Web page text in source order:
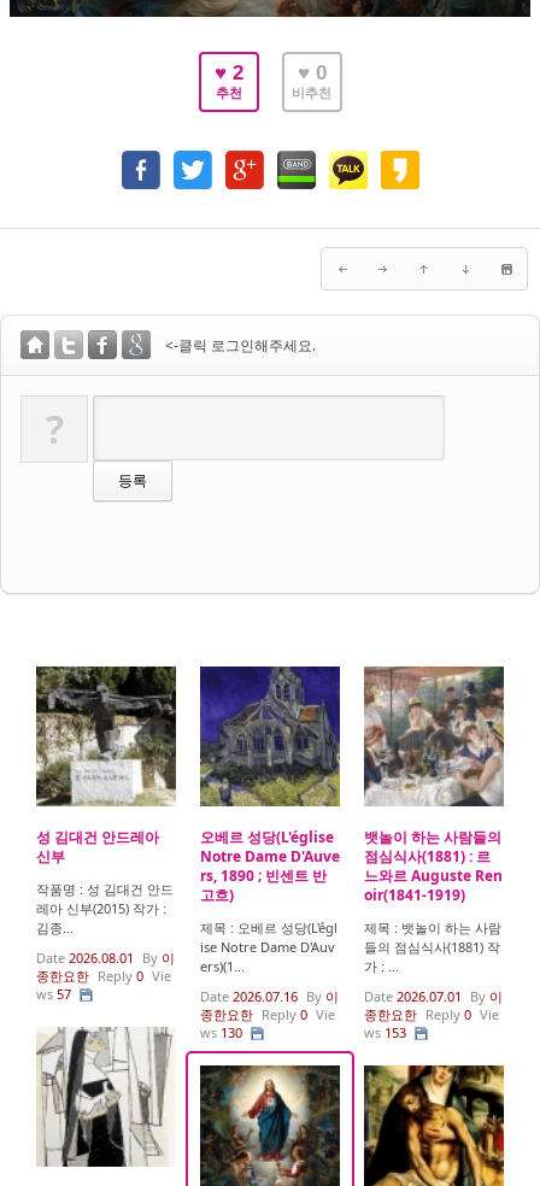
♥ 2
추천
♥ 0
비추천
<-클릭 로그인해주세요.
?
성 김대건 안드레아
신부
작품명 : 성 김대건 안드
레아 신부(2015) 작가 :
김종...
Date 2026.08.01 By 이
종한요한 Reply 0 Vie
ws 57
오베르 성당(L'église
Notre Dame D'Auve
rs, 1890 ; 빈센트 반
고흐)
제목 : 오베르 성당(L'égl
ise Notre Dame D'Auv
ers)(1...
Date 2026.07.16 By 이
종한요한 Reply 0 Vie
ws 130
뱃놀이 하는 사람들의
점심식사(1881) : 르
느와르 Auguste Ren
oir(1841-1919)
제목 : 뱃놀이 하는 사람
들의 점심식사(1881) 작
가 : ...
Date 2026.07.01 By 이
종한요한 Reply 0 Vie
ws 153